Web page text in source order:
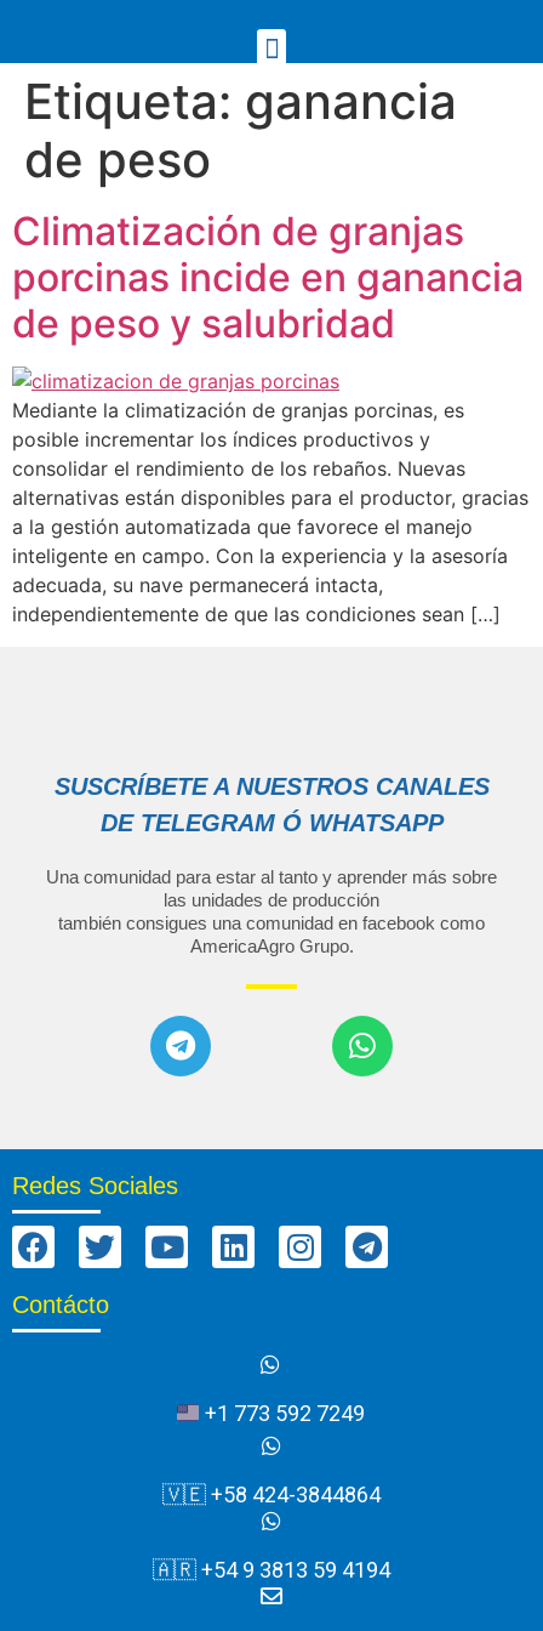
Etiqueta: ganancia
de peso
Climatización de granjas
porcinas incide en ganancia
de peso y salubridad
Mediante la climatización de granjas porcinas, es
posible incrementar los índices productivos y
consolidar el rendimiento de los rebaños. Nuevas
alternativas están disponibles para el productor, gracias
a la gestión automatizada que favorece el manejo
inteligente en campo. Con la experiencia y la asesoría
adecuada, su nave permanecerá intacta,
independientemente de que las condiciones sean […]
SUSCRÍBETE A NUESTROS CANALES
DE TELEGRAM Ó WHATSAPP
Una comunidad para estar al tanto y aprender más sobre
las unidades de producción
también consigues una comunidad en facebook como
AmericaAgro Grupo.
Redes Sociales
Contácto
+1 773 592 7249
🇻🇪 +58 424-3844864
🇦🇷 +54 9 3813 59 4194